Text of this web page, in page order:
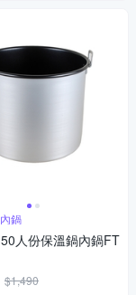
鍋
人份保溫鍋內鍋FT
$1,490